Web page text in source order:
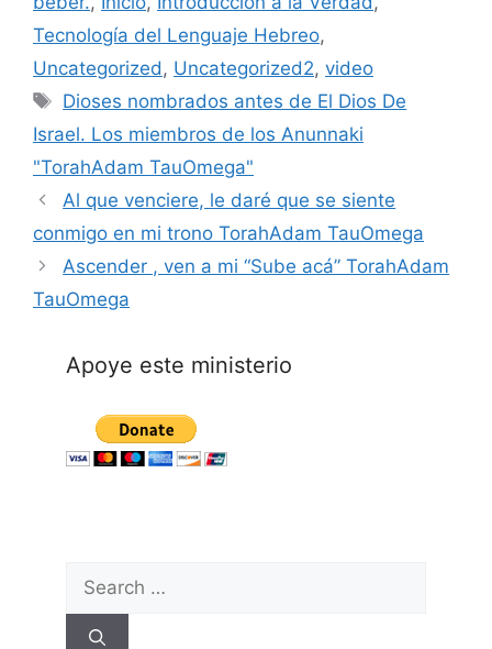
Tecnología del Lenguaje Hebreo,
Uncategorized, Uncategorized2, video
Tags
Dioses nombrados antes de El Dios De
Israel. Los miembros de los Anunnaki
"TorahAdam TauOmega"
Al que venciere, le daré que se siente
conmigo en mi trono TorahAdam TauOmega
Ascender , ven a mi “Sube acá” TorahAdam
TauOmega
Apoye este ministerio
Search
for: